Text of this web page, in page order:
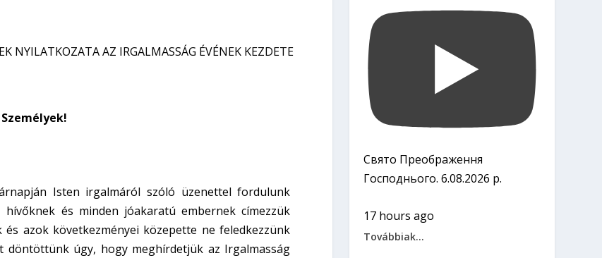
Isten irgalmáról szóló üzenettel fordulunk
és minden jóakaratú embernek címezzük
azok következményei közepette ne feledkezzünk
döntöttünk úgy, hogy meghírdetjük az Irgalmasság
Свято Преображення
Господнього. 6.08.2026 р.
17 hours ago
Továbbiak...